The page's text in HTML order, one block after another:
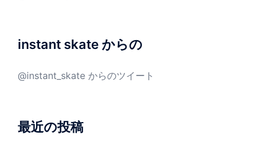
instant skate からの
@instant_skate からのツイート
最近の投稿